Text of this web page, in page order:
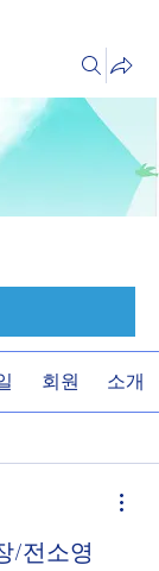
회원 소개
/전소영